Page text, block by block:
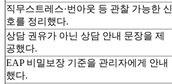
직무스트레스·번아웃 등 관찰 가능한 신
호를 정리했다.
상담 권유가 아닌 상담 안내 문장을 제
공했다.
EAP 비밀보장 기준을 관리자에게 안내
했다.